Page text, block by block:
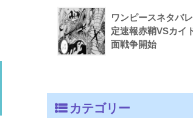
ワンピースネタバ
定速報赤鞘VSカイ
面戦争開始
カテゴリー